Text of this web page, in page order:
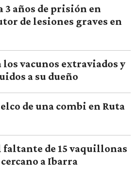
3 años de prisión en
de lesiones graves en
los vacunos extraviados y
a su dueño
de una combi en Ruta
de 15 vaquillonas
a Ibarra